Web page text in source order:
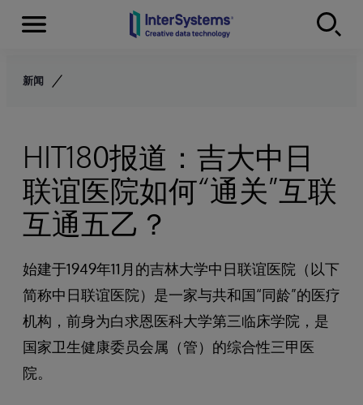
Skip to content
Menu
新闻
HIT180报道：吉大中日
联谊医院如何“通关”互联
互通五乙？
始建于1949年11月的吉林大学中日联谊医院（以下
简称中日联谊医院）是一家与共和国“同龄”的医疗
机构，前身为白求恩医科大学第三临床学院，是
国家卫生健康委员会属（管）的综合性三甲医
院。